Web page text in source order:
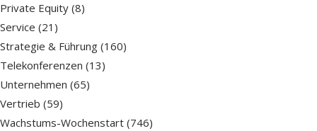
Private Equity (8)
Service (21)
Strategie & Führung (160)
Telekonferenzen (13)
Unternehmen (65)
Vertrieb (59)
Wachstums-Wochenstart (746)